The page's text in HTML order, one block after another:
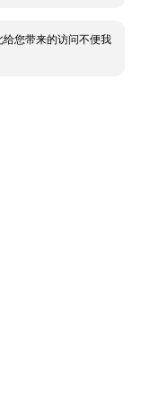
您带来的访问不便我